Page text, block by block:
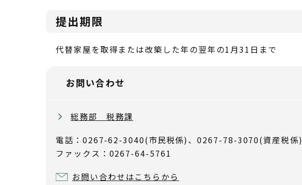
提出期限
代替家屋を取得または改築した年の翌年の1月31日まで
お問い合わせ
総務部 税務課
電話：0267-62-3040(市民税係)、0267-78-3070(資産税係)
ファックス：0267-64-5761
お問い合わせはこちらから